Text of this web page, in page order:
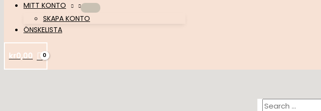
MITT KONTO
SKAPA KONTO
ÖNSKELISTA
kr0,00
S